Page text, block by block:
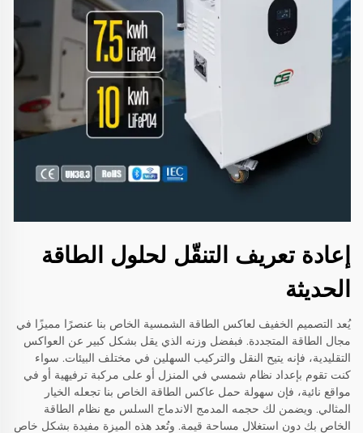
إعادة تعريف التنقّل لحلول الطاقة
الحديثة
يُعد التصميم الخفيف لعاكس الطاقة الشمسية الخاص بنا عنصرًا مميزًا في
مجال الطاقة المتجددة. فبفضل وزنه الذي يقل بشكل كبير عن العواكس
التقليدية، فإنه يتيح النقل والتركيب السهلين في مختلف البيئات. سواء
كنت تقوم بإعداد نظام شمسي في المنزل أو على مركبة ترفيهية أو في
مواقع نائية، فإن سهولة حمل عاكس الطاقة الخاص بنا تجعله الخيار
المثالي. ويضمن لك حجمه المدمج الاندماج السلس مع نظام الطاقة
الخاص بك دون استغلال مساحة قيمة. وتُعد هذه الميزة مفيدة بشكل خاص